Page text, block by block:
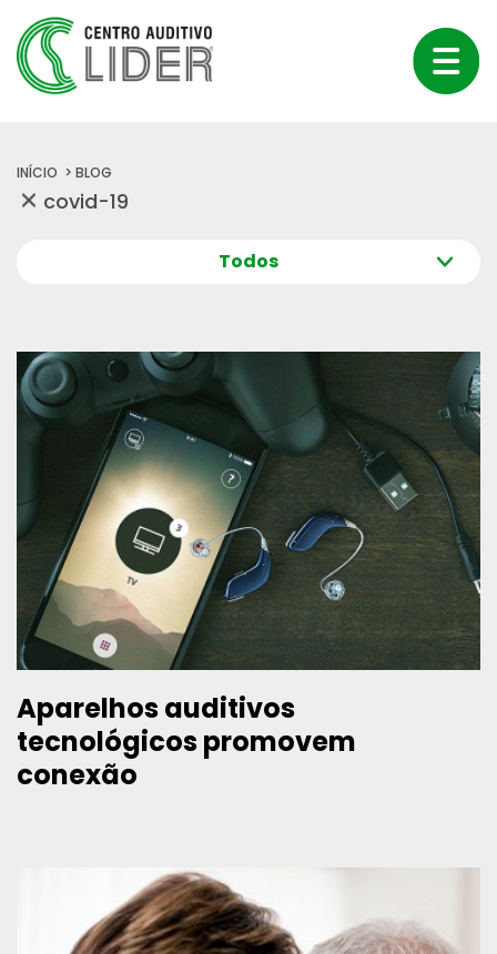
INÍCIO BLOG
Todos
Sua audição
Dicas
Aparelhos auditivos
tecnológicos promovem
conexão